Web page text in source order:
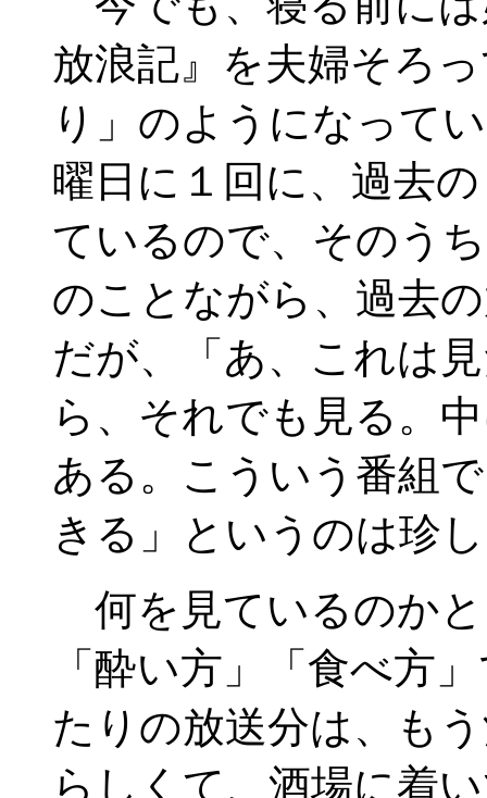
放浪記』を夫婦そろ
り」のようになって
曜日に１回に、過去
ているので、そのう
のことながら、過去
だが、「あ、これは
ら、それでも見る。
ある。こういう番組
きる」というのは珍
何を見ているのか
「酔い方」「食べ方
たりの放送分は、も
らしくて、酒場に着